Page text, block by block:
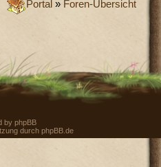
Portal » Foren-Übersicht
by phpBB
durch phpBB.de